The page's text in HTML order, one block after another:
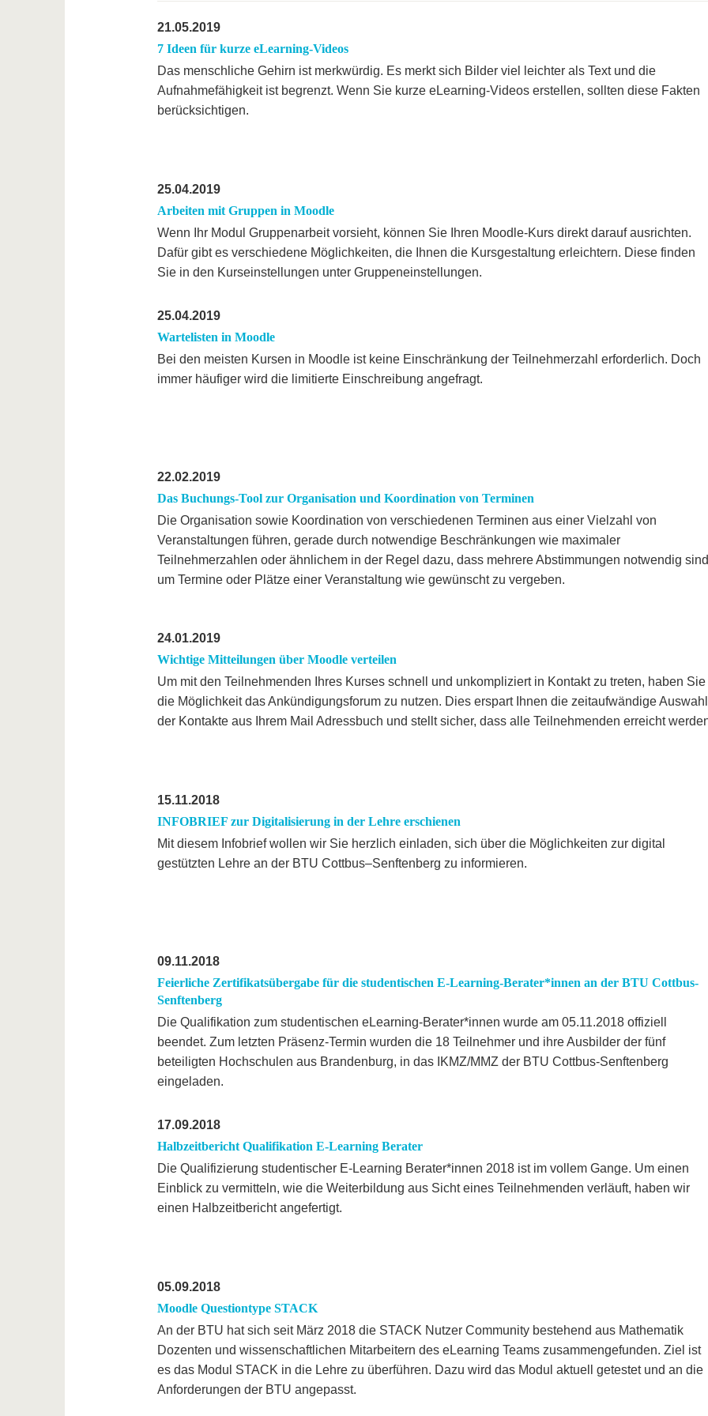
21.05.2019
7 Ideen für kurze eLearning-Videos
Das menschliche Gehirn ist merkwürdig. Es merkt sich Bilder viel leichter als Text und die
Aufnahmefähigkeit ist begrenzt. Wenn Sie kurze eLearning-Videos erstellen, sollten diese Fakten
berücksichtigen.
25.04.2019
Arbeiten mit Gruppen in Moodle
Wenn Ihr Modul Gruppenarbeit vorsieht, können Sie Ihren Moodle-Kurs direkt darauf ausrichten.
Dafür gibt es verschiedene Möglichkeiten, die Ihnen die Kursgestaltung erleichtern. Diese finden
Sie in den Kurseinstellungen unter Gruppeneinstellungen.
25.04.2019
Wartelisten in Moodle
Bei den meisten Kursen in Moodle ist keine Einschränkung der Teilnehmerzahl erforderlich. Doch
immer häufiger wird die limitierte Einschreibung angefragt.
22.02.2019
Das Buchungs-Tool zur Organisation und Koordination von Terminen
Die Organisation sowie Koordination von verschiedenen Terminen aus einer Vielzahl von
Veranstaltungen führen, gerade durch notwendige Beschränkungen wie maximaler
Teilnehmerzahlen oder ähnlichem in der Regel dazu, dass mehrere Abstimmungen notwendig sind
um Termine oder Plätze einer Veranstaltung wie gewünscht zu vergeben.
24.01.2019
Wichtige Mitteilungen über Moodle verteilen
Um mit den Teilnehmenden Ihres Kurses schnell und unkompliziert in Kontakt zu treten, haben Sie
die Möglichkeit das Ankündigungsforum zu nutzen. Dies erspart Ihnen die zeitaufwändige Auswahl
der Kontakte aus Ihrem Mail Adressbuch und stellt sicher, dass alle Teilnehmenden erreicht
15.11.2018
INFOBRIEF zur Digitalisierung in der Lehre erschienen
Mit diesem Infobrief wollen wir Sie herzlich einladen, sich über die Möglichkeiten zur digital
gestützten Lehre an der BTU Cottbus–Senftenberg zu informieren.
09.11.2018
Feierliche Zertifikatsübergabe für die studentischen E-Learning-Berater*innen an der BTU Cottbus-
Senftenberg
Die Qualifikation zum studentischen eLearning-Berater*innen wurde am 05.11.2018 offiziell
beendet. Zum letzten Präsenz-Termin wurden die 18 Teilnehmer und ihre Ausbilder der fünf
beteiligten Hochschulen aus Brandenburg, in das IKMZ/MMZ der BTU Cottbus-Senftenberg
eingeladen.
17.09.2018
Halbzeitbericht Qualifikation E-Learning Berater
Die Qualifizierung studentischer E-Learning Berater*innen 2018 ist im vollem Gange. Um einen
Einblick zu vermitteln, wie die Weiterbildung aus Sicht eines Teilnehmenden verläuft, haben wir
einen Halbzeitbericht angefertigt.
05.09.2018
Moodle Questiontype STACK
An der BTU hat sich seit März 2018 die STACK Nutzer Community bestehend aus Mathematik
Dozenten und wissenschaftlichen Mitarbeitern des eLearning Teams zusammengefunden. Ziel ist
es das Modul STACK in die Lehre zu überführen. Dazu wird das Modul aktuell getestet und an die
Anforderungen der BTU angepasst.